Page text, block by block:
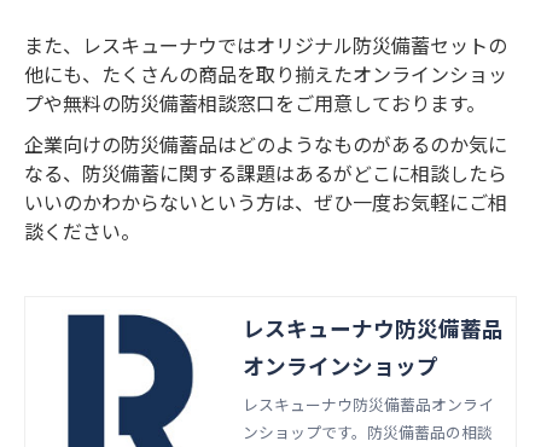
パクトな箱に。１つのパッケージに
有効期限の有・無を分けて収納。５
年後は期限のある箱だけの購入で、
また、レスキューナウではオリジナル防災備蓄セットの
他にも、たくさんの商品を取り揃えたオンラインショッ
プや無料の防災備蓄相談窓口をご用意しております。
企業向けの防災備蓄品はどのようなものがあるのか気に
なる、防災備蓄に関する課題はあるがどこに相談したら
いいのかわからないという方は、ぜひ一度お気軽にご相
談ください。
レスキューナウ防災備蓄品
オンラインショップ
レスキューナウ防災備蓄品オンライ
ンショップです。防災備蓄品の相談